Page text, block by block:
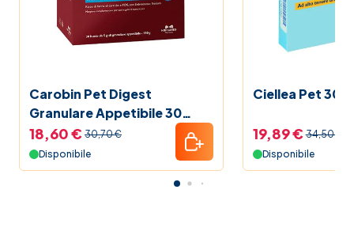
Carobin Pet Digest
Granulare Appetibile 30
Buste
18,60 € 30,70 €
Disponibile
Ciellea Pet 30
19,89 € 34,50 €
Disponibile